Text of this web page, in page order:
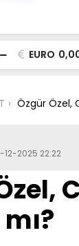
EURO
Özgür Özel,
12-2025 22:22